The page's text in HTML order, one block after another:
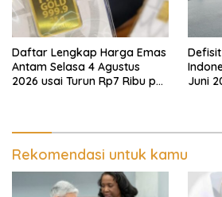
Daftar Lengkap Harga Emas
Antam Selasa 4 Agustus
2026 usai Turun Rp7 Ribu per
Juni
Rekomendasi untuk kamu